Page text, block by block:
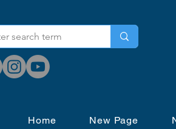
Home New Page